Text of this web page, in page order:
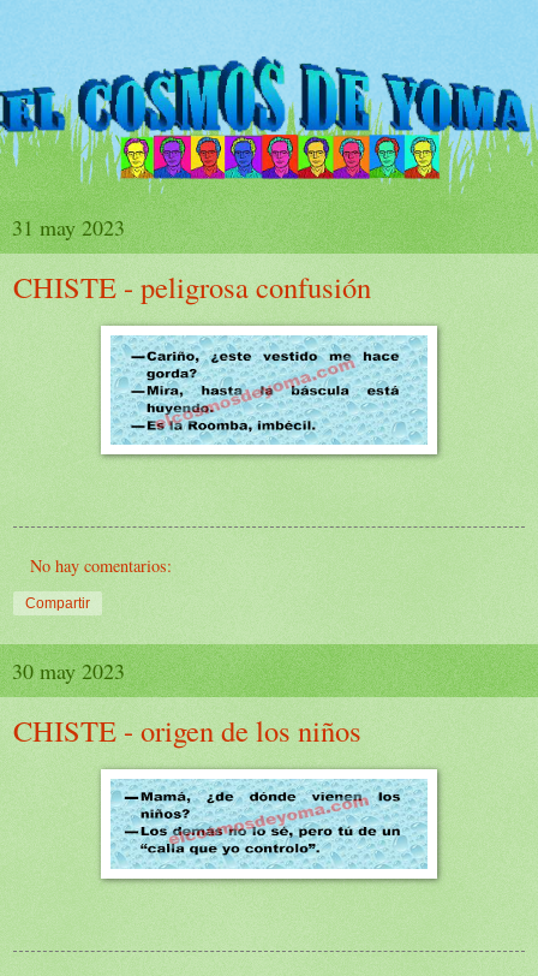
31 may 2023
CHISTE - peligrosa confusión
No hay comentarios:
Compartir
30 may 2023
CHISTE - origen de los niños